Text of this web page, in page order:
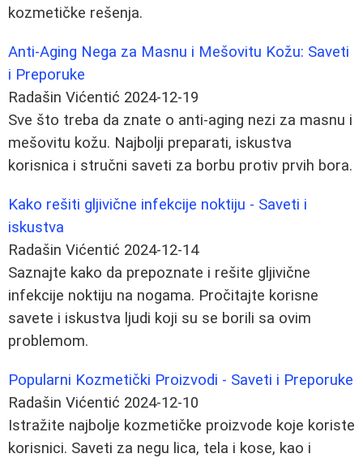
kozmetičke rešenja.
Anti-Aging Nega za Masnu i Mešovitu Kožu: Saveti
i Preporuke
Radašin Vićentić 2024-12-19
Sve što treba da znate o anti-aging nezi za masnu i
mešovitu kožu. Najbolji preparati, iskustva
korisnica i stručni saveti za borbu protiv prvih bora.
Kako rešiti gljivične infekcije noktiju - Saveti i
iskustva
Radašin Vićentić 2024-12-14
Saznajte kako da prepoznate i rešite gljivične
infekcije noktiju na nogama. Pročitajte korisne
savete i iskustva ljudi koji su se borili sa ovim
problemom.
Popularni Kozmetički Proizvodi - Saveti i Preporuke
Radašin Vićentić 2024-12-10
Istražite najbolje kozmetičke proizvode koje koriste
korisnici. Saveti za negu lica, tela i kose, kao i